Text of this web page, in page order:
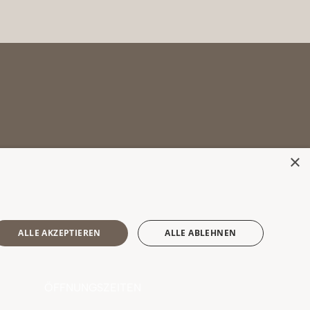
×
ALLE AKZEPTIEREN ALLE ABLEHNEN